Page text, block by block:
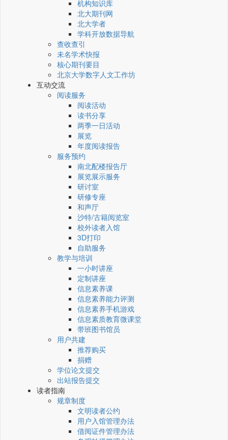
机构知识库
北大期刊网
北大学者
学科开放数据导航
查收查引
未名学术快报
核心期刊要目
北京大学数字人文工作坊
互动交流
阅读服务
阅读活动
读书分享
两季一日活动
展览
年度阅读报告
服务预约
南北配楼报告厅
展览展示服务
研讨室
研修专座
和声厅
沙特/古籍阅览室
校外读者入馆
3D打印
自助服务
教学与培训
一小时讲座
定制讲座
信息素养课
信息素养能力评测
信息素养手机游戏
信息素质教育微课堂
带班图书馆员
用户共建
推荐购买
捐赠
学位论文提交
出站报告提交
读者指南
规章制度
文明读者公约
用户入馆管理办法
借阅证件管理办法